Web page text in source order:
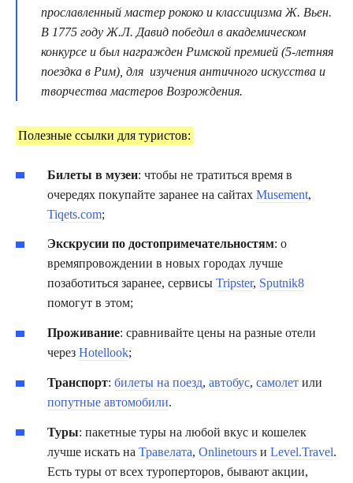
прославленный мастер рококо и классицизма Ж. Вьен.
В 1775 году Ж.Л. Давид победил в академическом
конкурсе и был награжден Римской премией (5-летняя
поездка в Рим), для изучения античного искусства и
творчества мастеров Возрождения.
Полезные ссылки для туристов:
Билеты в музеи: чтобы не тратиться время в
очередях покупайте заранее на сайтах Musement,
Tiqets.com;
Экскрусии по достопримечательностям: о
времяпровождении в новых городах лучше
позаботиться заранее, сервисы Tripster, Sputnik8
помогут в этом;
Проживание: сравнивайте цены на разные отели
через Hotellook;
Транспорт: билеты на поезд, автобус, самолет или
попутные автомобили.
Туры: пакетные туры на любой вкус и кошелек
лучше искать на Травелата, Onlinetours и Level.Travel.
Есть туры от всех туроперторов, бывают акции,